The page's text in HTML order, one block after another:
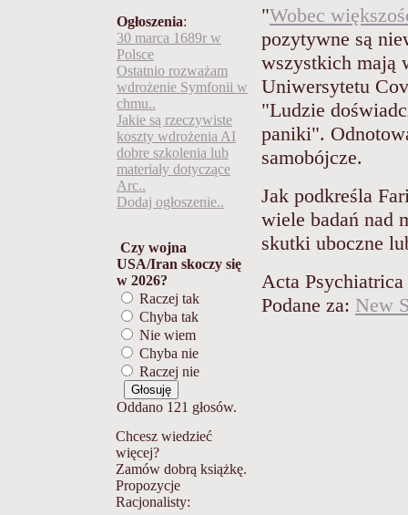
Ogłoszenia:
30 marca 1689r w
Polsce
Ostatnio rozważam
wdrożenie Symfonii w
chmu..
Jakie są rzeczywiste
koszty wdrożenia AI
dobre szkolenia lub
materiały dotyczące
Arc..
Dodaj ogłoszenie..
Czy wojna
USA/Iran skoczy się
w 2026?
Raczej tak
Chyba tak
Nie wiem
Chyba nie
Raczej nie
Oddano 121 głosów.
Chcesz wiedzieć
więcej?
Zamów dobrą książkę.
Propozycje
Racjonalisty:
"Wobec
pozytywne są
wszystkich mają
Uniwersytetu
"Ludzie
paniki".
samobójcze.
Jak podkreśla
wiele badań nad
skutki uboczne
Acta
Podane za: New